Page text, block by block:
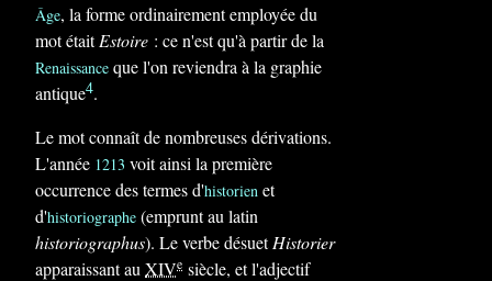
Âge, la forme ordinairement employée du
mot étaitEstoire : ce n'est qu'à partir de la
Renaissance que l'on reviendra à la graphie
antique4.
Le mot connaît de nombreuses dérivations.
L'année 1213 voit ainsi la première
occurrence des termes d'historien et
d'historiographe (emprunt au latin
historiographus). Le verbe désuetHistorier
apparaissant au XIVe siècle, et l'adjectif